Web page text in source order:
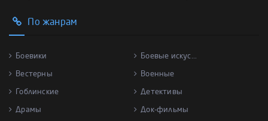
По жанрам
Боевики Боевые искус...
Вестерны Военные
Гоблинские Детективы
Драмы Док-фильмы